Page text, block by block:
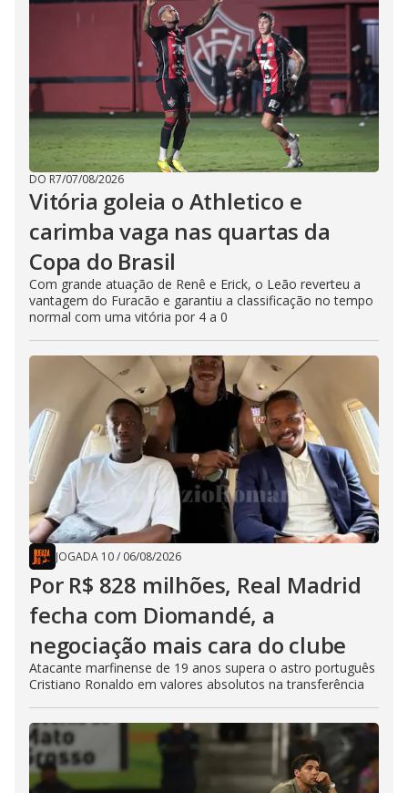
DO R7/07/08/2026
Vitória goleia o Athletico e
carimba vaga nas quartas da
Copa do Brasil
Com grande atuação de Renê e Erick, o Leão reverteu a
vantagem do Furacão e garantiu a classificação no tempo
normal com uma vitória por 4 a 0
JOGADA 10/ 06/08/2026
Por R$ 828 milhões, Real Madrid
fecha com Diomandé, a
negociação mais cara do clube
Atacante marfinense de 19 anos supera o astro português
Cristiano Ronaldo em valores absolutos na transferência